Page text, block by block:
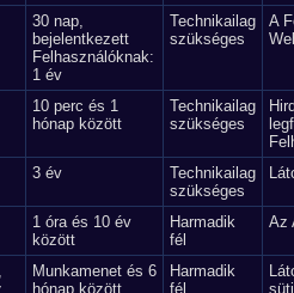
30 nap,
bejelentkezett
Felhasználóknak:
1 év
Technikailag
szükséges
A
10 perc és 1
hónap között
Technikailag
szükséges
3 év
Technikailag
szükséges
1 óra és 10 év
között
Harmadik
fél
Az
Munkamenet és 6
hónap között
Harmadik
fél